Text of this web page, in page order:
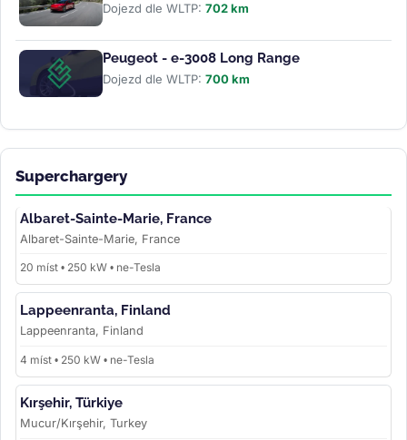
Dojezd dle WLTP: 702 km
Peugeot - e-3008 Long Range
Dojezd dle WLTP: 700 km
Superchargery
Albaret-Sainte-Marie, France
Albaret-Sainte-Marie, France
20 míst • 250 kW • ne-Tesla
Lappeenranta, Finland
Lappeenranta, Finland
4 míst • 250 kW • ne-Tesla
Kırşehir, Türkiye
Mucur/Kırşehir, Turkey